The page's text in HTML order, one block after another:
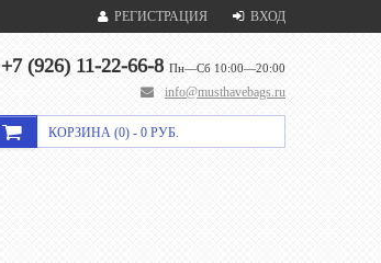
РЕГИСТРАЦИЯ ВХОД
+7 (926) 11-22-66-8 Пн—Сб 10:00—20:00
info@musthavebags.ru
КОРЗИНА (0) - 0 РУБ.